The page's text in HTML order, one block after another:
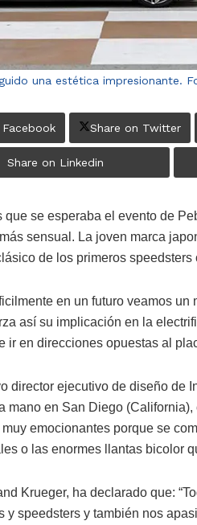
una estética impresionante.
Share on Twitter
Share on Linkedin
que se esperaba el evento de
sensual. La joven marca
de los primeros
en un futuro veamos
así su implicación en la
ir en direcciones opuestas al
director ejecutivo de diseño de
mano en San Diego
emocionantes porque se
o las enormes llantas bicolor
Krueger, ha declarado que:
y speedsters y también nos